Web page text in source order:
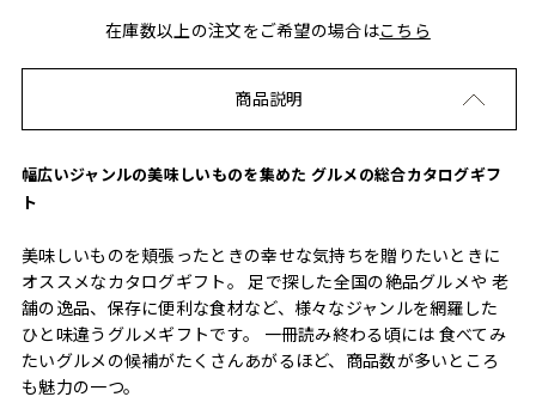
在庫数以上の注文をご希望の場合はこちら
商品説明
幅広いジャンルの美味しいものを集めた グルメの総合カタログギフ
ト
美味しいものを頬張ったときの幸せな気持ちを贈りたいときに
オススメなカタログギフト。 足で探した全国の絶品グルメや 老
舗の逸品、保存に便利な食材など、様々なジャンルを網羅した
ひと味違うグルメギフトです。 一冊読み終わる頃には 食べてみ
たいグルメの候補がたくさんあがるほど、商品数が多いところ
も魅力の一つ。